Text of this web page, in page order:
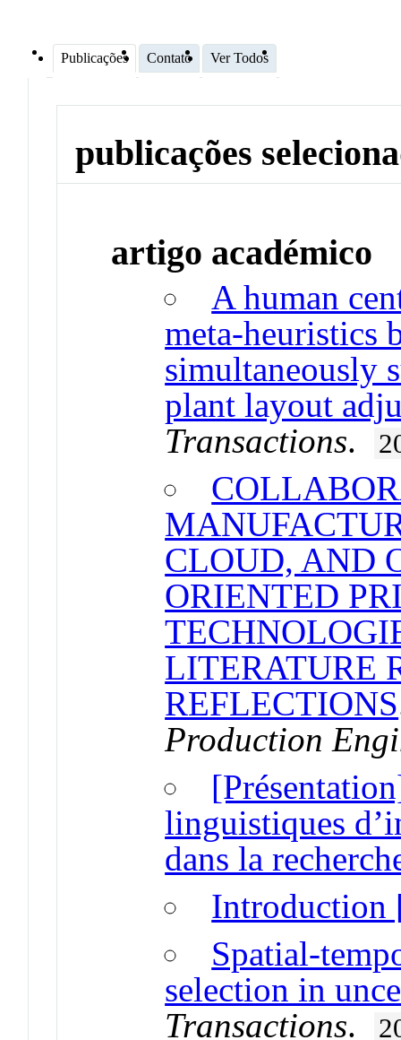
Publicações Contato Ver Todos
publicações
artigo académico
A human
meta-heuristics
simultaneously
plant layout
Transactions.
CLOUD, AND
ORIENTED
LITERATURE
REFLECTIONS
Production
linguistiques
dans la
Introduction
Spatial-
selection in
Transactions.